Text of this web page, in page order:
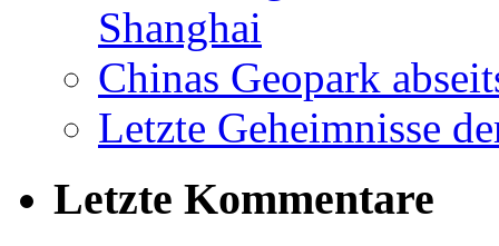
Shanghai
Chinas Geopark
Letzte Geheimnisse
Letzte Kommentare